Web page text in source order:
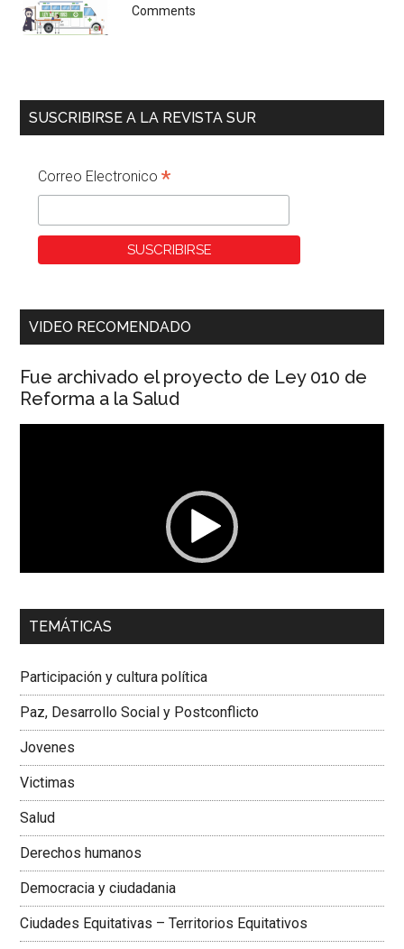
Comments
SUSCRIBIRSE A LA REVISTA SUR
Correo Electronico*
VIDEO RECOMENDADO
Fue archivado el proyecto de Ley 010 de
Reforma a la Salud
00:00 01:04
Dra. Carolina Corcho Mejía,Presidenta Corporación
Colombiana
TEMÁTICAS
Participación y cultura política
Paz, Desarrollo Social y Postconflicto
Jovenes
Victimas
Salud
Derechos humanos
Democracia y ciudadania
Ciudades Equitativas – Territorios Equitativos